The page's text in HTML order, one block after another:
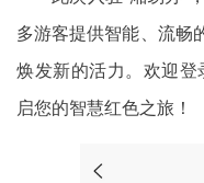
多游客提供智能、流畅
焕发新的活力。欢迎登
启您的智慧红色之旅！